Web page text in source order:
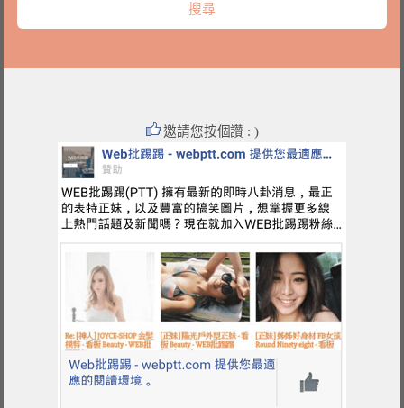
邀請您按個讚 : )